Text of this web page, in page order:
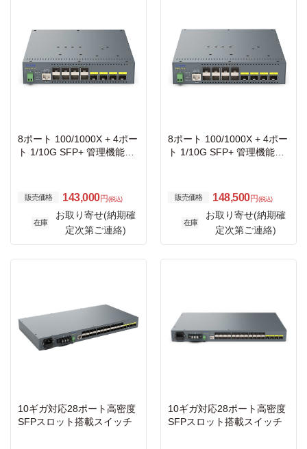
8ポート 100/1000X + 4ポー
ト 1/10G SFP+ 管理機能搭
販売価格 143,000円 (税込)
在庫
お取り寄せ(納期確
定次第ご連絡)
8ポート 100/1000X + 4ポー
ト 1/10G SFP+ 管理機能搭
販売価格 148,500円 (税込)
在庫
お取り寄せ(納期確
定次第ご連絡)
10ギガ対応28ポート高密度
SFPスロット搭載スイッチ
10ギガ対応28ポート高密度
SFPスロット搭載スイッチ